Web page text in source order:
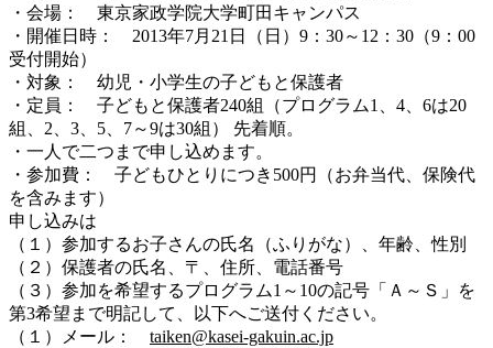
・会場： 東京家政学院大学町田キャンパス
・開催日時： 2013年7月21日（日）9：30～12：30（9：00
受付開始）
・対象： 幼児・小学生の子どもと保護者
・定員： 子どもと保護者240組（プログラム1、4、6は20
組、2、3、5、7～9は30組） 先着順。
・一人で二つまで申し込めます。
・参加費： 子どもひとりにつき500円（お弁当代、保険代
を含みます）
申し込みは
（１）参加するお子さんの氏名（ふりがな）、年齢、性別
（２）保護者の氏名、〒、住所、電話番号
（３）参加を希望するプログラム1～10の記号「Ａ～Ｓ」を
第3希望まで明記して、以下へご送付ください。
（１）メール： taiken@kasei-gakuin.ac.jp